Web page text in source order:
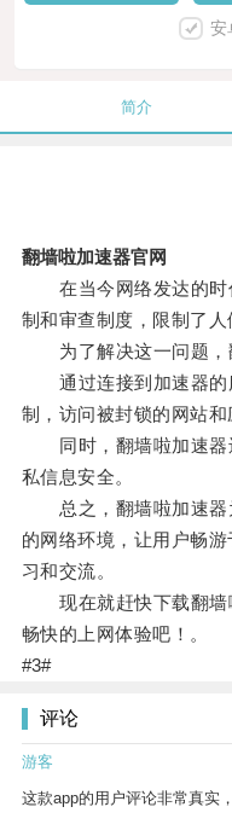
安
简介
翻墙啦加速器官网
在当今网络发达的时
制和审查制度，限制了人
为了解决这一问题，
通过连接到加速器的
制，访问被封锁的网站和
同时，翻墙啦加速器
私信息安全。
总之，翻墙啦加速器
的网络环境，让用户畅
习和交流。
现在就赶快下载翻墙
畅快的上网体验吧！。
#3#
评论
游客
这款app的用户评论非常真实